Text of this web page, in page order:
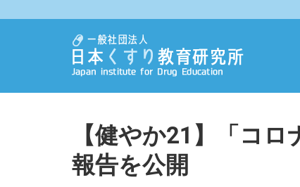
【健やか21】「コ
報告を公開